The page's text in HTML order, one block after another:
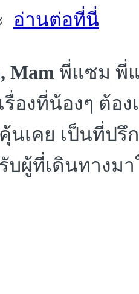
อ่านต่อที่นี่
Mam พี่แซม พี่
รื่องที่น้องๆ ต้อ
นเคย เป็นที่ปรึ
บผู้ที่เดินทางม